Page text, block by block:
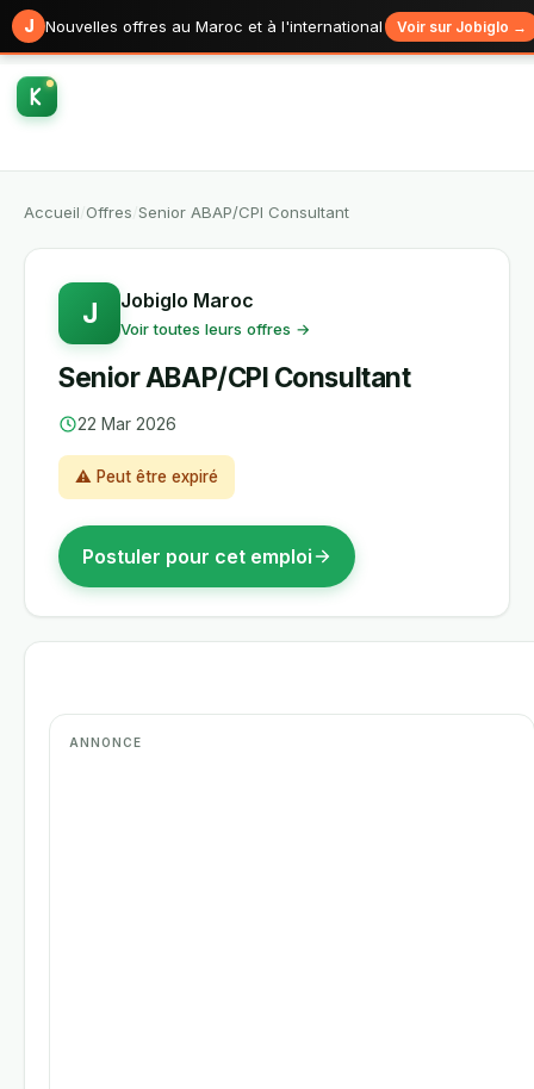
J Nouvelles offres au Maroc et à l'international Voir sur Jobiglo →
Accueil Offres Senior ABAP/CPI Consultant
J Jobiglo Maroc
Voir toutes leurs offres →
Senior ABAP/CPI Consultant
22 Mar 2026
⚠ Peut être expiré
Postuler pour cet emploi